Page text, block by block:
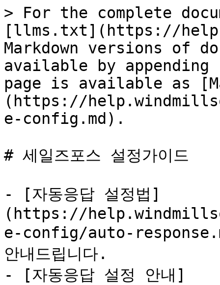
> For the complete
[llms.txt](https://
Markdown versions of
available by
page is available as
(https://
e-config.md).
# 세일즈포스 설정가이드
- [자동응답 설정법]
(https://
e-config/auto-
안내드립니다.
- [자동응답 설정 안내]